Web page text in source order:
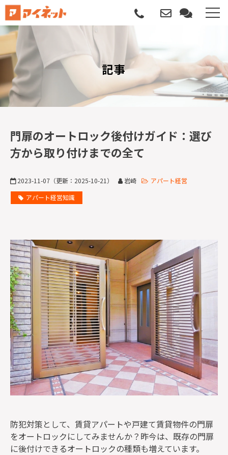
選ばれる理由
導入について
サポートについて
記事
資料請求
監修者一覧
記事
門扉のオートロック後付けガイド：選び
方から取り付けまでの全て
2023-11-07 （更新： 2025-10-21 ） 岩崎
アパート経営
アパート経営知識
防犯対策として、賃貸アパートや戸建て賃貸物件の門扉
をオートロックにしてみませんか？昨今は、既存の門扉
に後付けできるオートロックの種類も増えています。